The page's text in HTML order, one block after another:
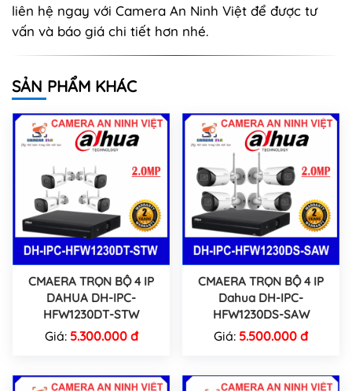
liên hệ ngay với Camera An Ninh Việt để được tư
vấn và báo giá chi tiết hơn nhé.
SẢN PHẨM KHÁC
CMAERA TRỌN BỘ 4 IP
DAHUA DH-IPC-
HFW1230DT-STW
Giá: 5.300.000 đ
CMAERA TRỌN BỘ 4 IP
Dahua DH-IPC-
HFW1230DS-SAW
Giá: 5.500.000 đ